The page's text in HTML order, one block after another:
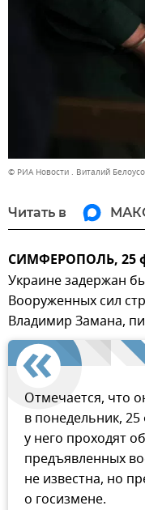
© РИА Новости . Виталий
Читать в
СИМФЕРОПОЛЬ, 25
Украине задержан
Вооруженных сил
Владимир Замана,
Отмечается, что
в понедельник,
у него проходят
предъявленных
не известна, но
о госизмене.